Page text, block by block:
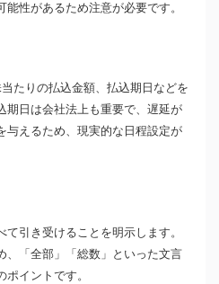
性があるため注意が必要です。
たりの払込金額、払込期日などを
期日は会社法上も重要で、遅延が
与えるため、現実的な日程設定が
引き受けることを明示します。
、「全部」「総数」といった文言
イントです。